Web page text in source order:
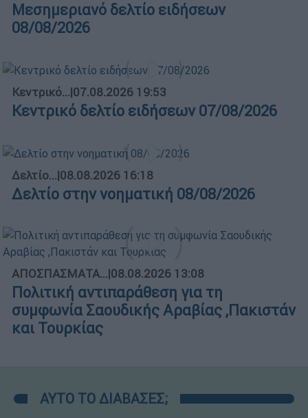
Μεσημεριανό δελτίο ειδήσεων
08/08/2026
Κεντρικό...|07.08.2026 19:53
Κεντρικό δελτίο ειδήσεων 07/08/2026
Δελτίο...|08.08.2026 16:18
Δελτίο στην νοηματική 08/08/2026
ΑΠΟΣΠΑΣΜΑΤΑ...|08.08.2026 13:08
Πολιτική αντιπαράθεση για τη
συμφωνία Σαουδικής Αραβίας ,Πακιστάν
και Τουρκίας
ΑΥΤΟ ΤΟ ΔΙΑΒΑΣΕΣ;